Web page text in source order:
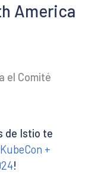
America
el Comité
de Istio te
KubeCon +
!